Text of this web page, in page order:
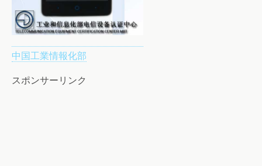
中国工業情報化部
スポンサーリンク